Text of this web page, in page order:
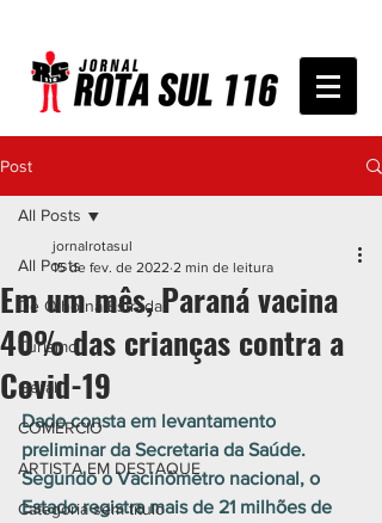
Post
All Posts
De Olho na Estrada
Turismo
Geral
COMÉRCIO
ARTISTA EM DESTAQUE
Categoria sem título
All Posts
Em um mês, Paraná vacina
40% das crianças contra a
Covid-19
jornalrotasul
15 de fev. de 2022 2 min de leitura
Dado consta em levantamento
preliminar da Secretaria da Saúde.
Segundo o Vacinômetro nacional, o
Estado registra mais de 21 milhões de